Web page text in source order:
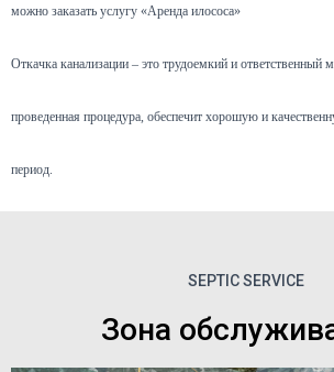
можно заказать услугу «Аренда илососа»
Откачка канализации – это трудоемкий и ответственный
проведенная процедура, обеспечит хорошую и
период.
SEPTIC SERVICE
Зона